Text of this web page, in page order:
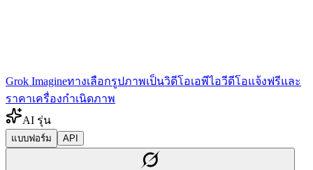
Grok Imagineทางเลือกรูปภาพเป็นวิดีโอเอพีไอวีดีโอแจ้งฟรีและ
ราคาเครื่องกำเนิดภาพ
AI รุ่น
แบบฟอร์ม API